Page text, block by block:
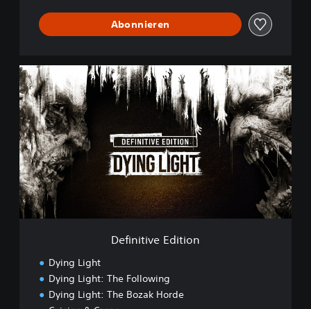
Abonnieren
D
e
f
i
n
i
t
i
v
e
E
d
Definitive Edition
Dying Light
Dying Light: The Following
Dying Light: The Bozak Horde